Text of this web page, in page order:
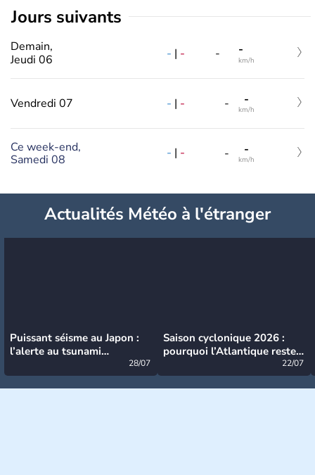
jours suivants
Demain,
Jeudi 06
- | - - -
km/h
Vendredi 07 - | - - -
km/h
Ce week-end,
Samedi 08
- | - - -
km/h
Actualités Météo à l'étranger
Puissant séisme au Japon :
l’alerte au tsunami
28/07
Saison cyclonique 2026 :
pourquoi l’Atlantique reste
22/07